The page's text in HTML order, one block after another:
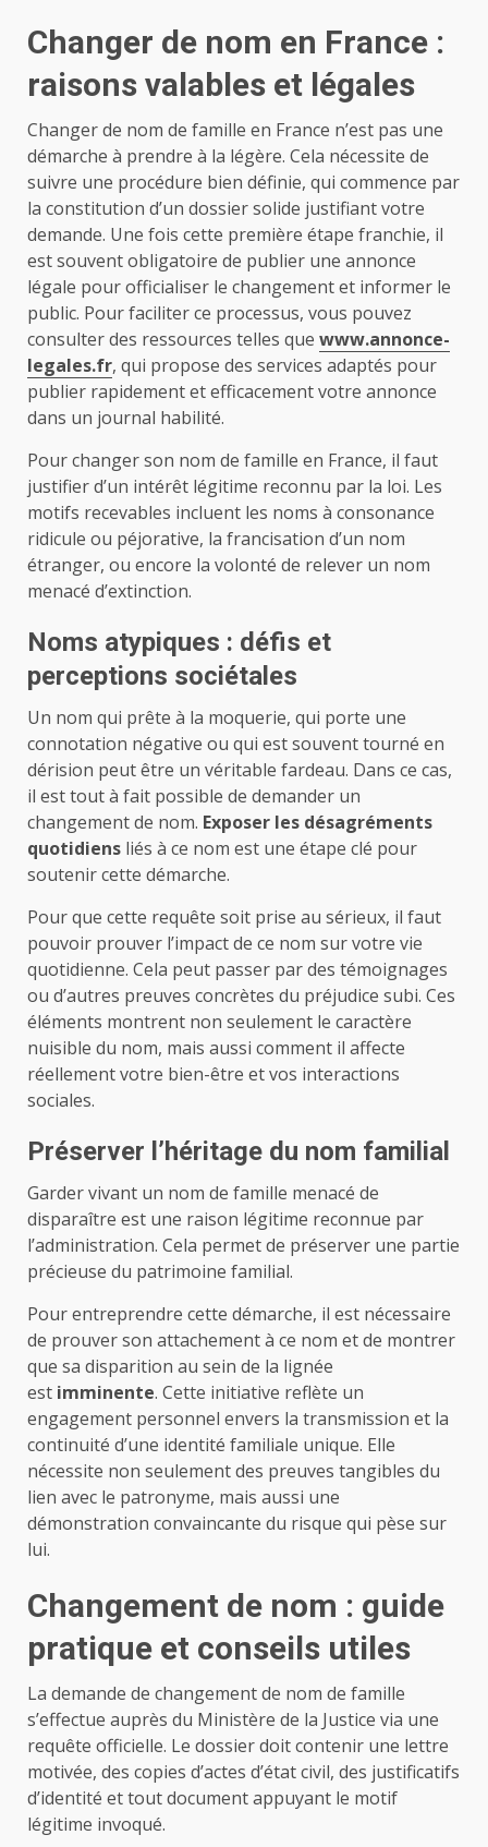
Changer de nom en France :
raisons valables et légales
Changer de nom de famille en France n’est pas une
démarche à prendre à la légère. Cela nécessite de
suivre une procédure bien définie, qui commence par
la constitution d’un dossier solide justifiant votre
demande. Une fois cette première étape franchie, il
est souvent obligatoire de publier une annonce
légale pour officialiser le changement et informer le
public. Pour faciliter ce processus, vous pouvez
consulter des ressources telles que www.annonce-
legales.fr, qui propose des services adaptés pour
publier rapidement et efficacement votre annonce
dans un journal habilité.
Pour changer son nom de famille en France, il faut
justifier d’un intérêt légitime reconnu par la loi. Les
motifs recevables incluent les noms à consonance
ridicule ou péjorative, la francisation d’un nom
étranger, ou encore la volonté de relever un nom
menacé d’extinction.
Noms atypiques : défis et
perceptions sociétales
Un nom qui prête à la moquerie, qui porte une
connotation négative ou qui est souvent tourné en
dérision peut être un véritable fardeau. Dans ce cas,
il est tout à fait possible de demander un
changement de nom. Exposer les désagréments
quotidiens liés à ce nom est une étape clé pour
soutenir cette démarche.
Pour que cette requête soit prise au sérieux, il faut
pouvoir prouver l’impact de ce nom sur votre vie
quotidienne. Cela peut passer par des témoignages
ou d’autres preuves concrètes du préjudice subi. Ces
éléments montrent non seulement le caractère
nuisible du nom, mais aussi comment il affecte
réellement votre bien-être et vos interactions
sociales.
Préserver l’héritage du nom familial
Garder vivant un nom de famille menacé de
disparaître est une raison légitime reconnue par
l’administration. Cela permet de préserver une partie
précieuse du patrimoine familial.
Pour entreprendre cette démarche, il est nécessaire
de prouver son attachement à ce nom et de montrer
que sa disparition au sein de la lignée
est imminente. Cette initiative reflète un
engagement personnel envers la transmission et la
continuité d’une identité familiale unique. Elle
nécessite non seulement des preuves tangibles du
lien avec le patronyme, mais aussi une
démonstration convaincante du risque qui pèse sur
lui.
Changement de nom : guide
pratique et conseils utiles
La demande de changement de nom de famille
s’effectue auprès du Ministère de la Justice via une
requête officielle. Le dossier doit contenir une lettre
motivée, des copies d’actes d’état civil, des justificatifs
d’identité et tout document appuyant le motif
légitime invoqué.